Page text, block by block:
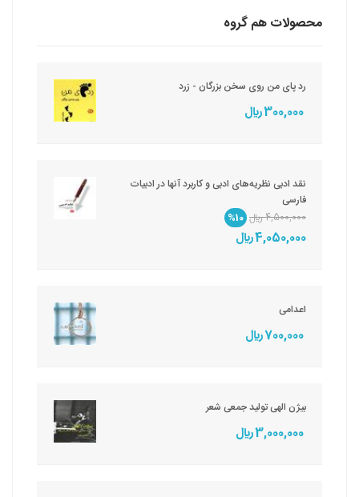
محصولات هم گروه
رد پای من روی سخن بزرگان - زرد
300,000 ريال
نقد ادبی نظریه‌های ادبی و کاربرد آنها در ادبیات
فارسی
4,500,000 ريال
%10
4,050,000 ريال
اعدامی
700,000 ريال
بیژن الهی تولید جمعی شعر
3,000,000 ريال